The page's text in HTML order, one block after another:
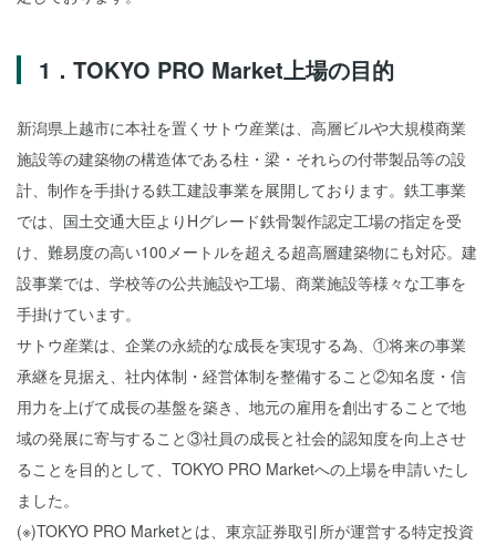
1．TOKYO PRO Market上場の目的
新潟県上越市に本社を置くサトウ産業は、高層ビルや大規模商業
施設等の建築物の構造体である柱・梁・それらの付帯製品等の設
計、制作を手掛ける鉄工建設事業を展開しております。鉄工事業
では、国土交通大臣よりHグレード鉄骨製作認定工場の指定を受
け、難易度の高い100メートルを超える超高層建築物にも対応。建
設事業では、学校等の公共施設や工場、商業施設等様々な工事を
手掛けています。
サトウ産業は、企業の永続的な成長を実現する為、①将来の事業
承継を見据え、社内体制・経営体制を整備すること②知名度・信
用力を上げて成長の基盤を築き、地元の雇用を創出することで地
域の発展に寄与すること③社員の成長と社会的認知度を向上させ
ることを目的として、TOKYO PRO Marketへの上場を申請いたし
ました。
(※)TOKYO PRO Marketとは、東京証券取引所が運営する特定投資